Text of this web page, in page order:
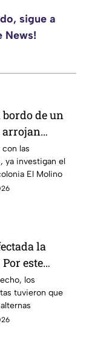
sigue a
News!
bordo de un
y
este punto
las
ya investigan el
El Molino
la
este
el
Vial Juan
León
los
tuvieron que